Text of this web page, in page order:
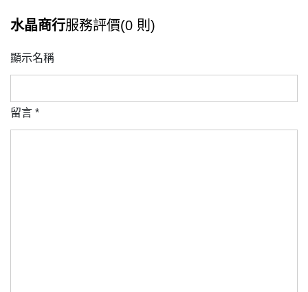
水晶商行服務評價(0 則)
顯示名稱
留言 *